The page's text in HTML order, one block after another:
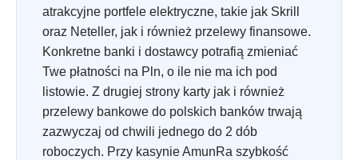
atrakcyjne portfele elektryczne, takie jak Skrill
oraz Neteller, jak i również przelewy finansowe.
Konkretne banki i dostawcy potrafią zmieniać
Twe płatności na Pln, o ile nie ma ich pod
listowie. Z drugiej strony karty jak i również
przelewy bankowe do polskich banków trwają
zazwyczaj od chwili jednego do 2 dób
roboczych. Przy kasynie AmunRa szybkość